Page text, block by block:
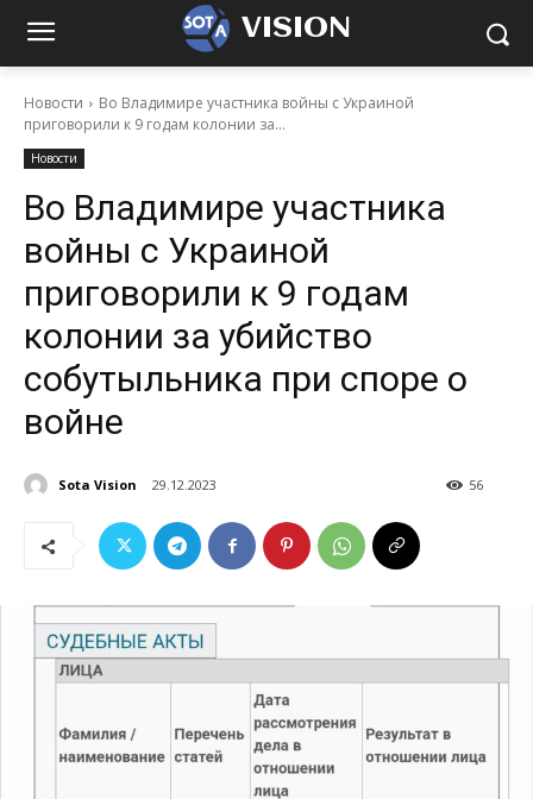
VISION
Новости
Во Владимире участника войны с Украиной
приговорили к 9 годам колонии за...
Новости
Во Владимире участника
войны с Украиной
приговорили к 9 годам
колонии за убийство
собутыльника при споре о
войне
Sota Vision 29.12.2023 56